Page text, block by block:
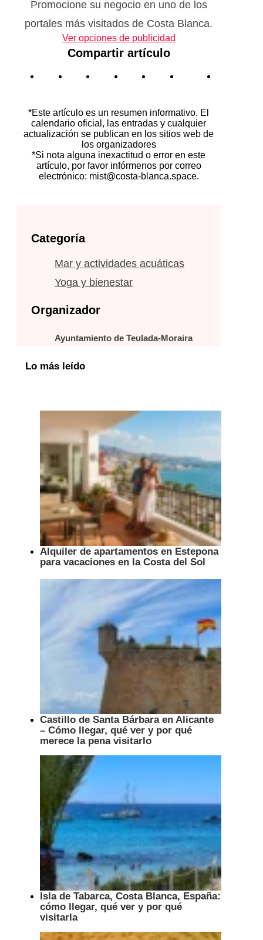
Promocione su negocio en uno de los
portales más visitados de Costa Blanca.
Ver opciones de publicidad
Compartir artículo
*Este artículo es un resumen informativo. El
calendario oficial, las entradas y cualquier
actualización se publican en los sitios web de
los organizadores
*Si nota alguna inexactitud o error en este
artículo, por favor infórmenos por correo
electrónico: mist@costa-blanca.space.
Categoría
Mar y actividades acuáticas
Yoga y bienestar
Organizador
Ayuntamiento de Teulada-Moraira
Lo más leído
Alquiler de apartamentos en Estepona
para vacaciones en la Costa del Sol
Castillo de Santa Bárbara en Alicante
– Cómo llegar, qué ver y por qué
merece la pena visitarlo
Isla de Tabarca, Costa Blanca, España:
cómo llegar, qué ver y por qué
visitarla